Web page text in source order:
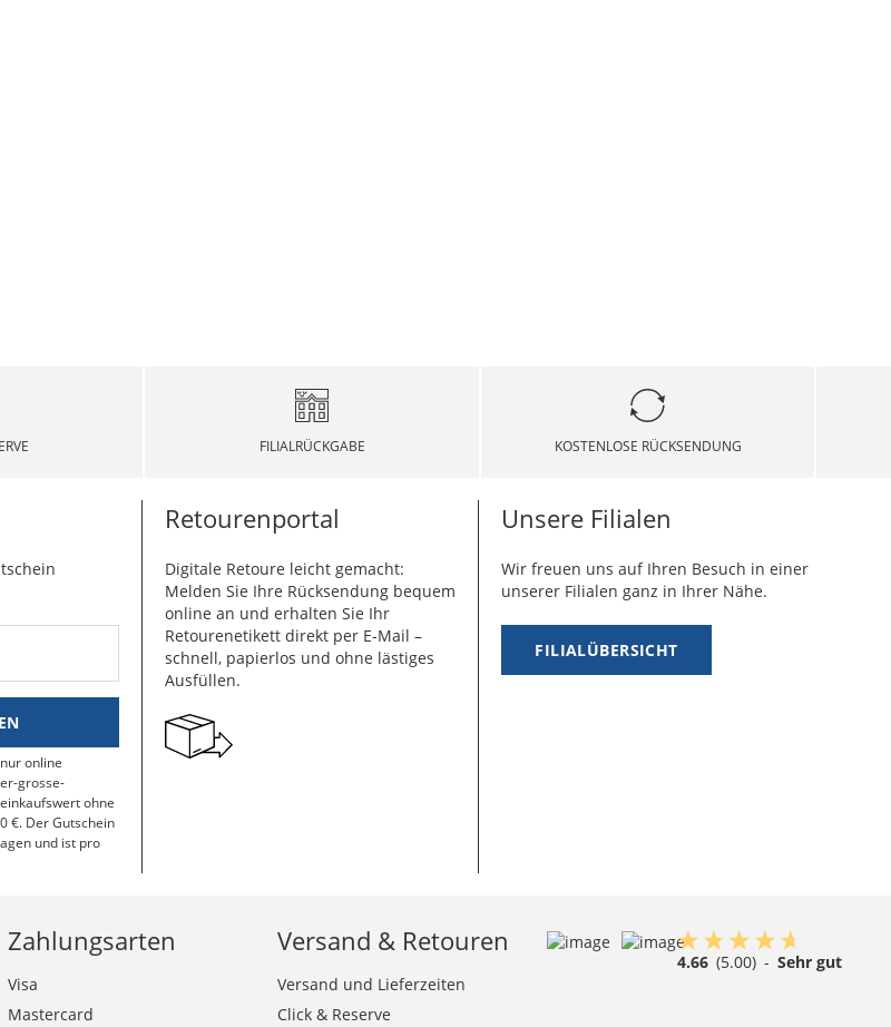
FILIALRÜCKGABE KOSTENLOSE RÜCKSENDUNG
online
grosse-
ohne
€. Der Gutschein
und ist pro
Retourenportal
Digitale Retoure leicht gemacht:
Melden Sie Ihre Rücksendung bequem
online an und erhalten Sie Ihr
Retourenetikett direkt per E-Mail –
schnell, papierlos und ohne lästiges
Ausfüllen.
Unsere Filialen
Wir freuen uns auf Ihren Besuch in einer
unserer Filialen ganz in Ihrer Nähe.
FILIALÜBERSICHT
Zahlungsarten
Visa
Mastercard
Versand & Retouren
Versand und Lieferzeiten
Click & Reserve
4.66 (5.00) - Sehr gut